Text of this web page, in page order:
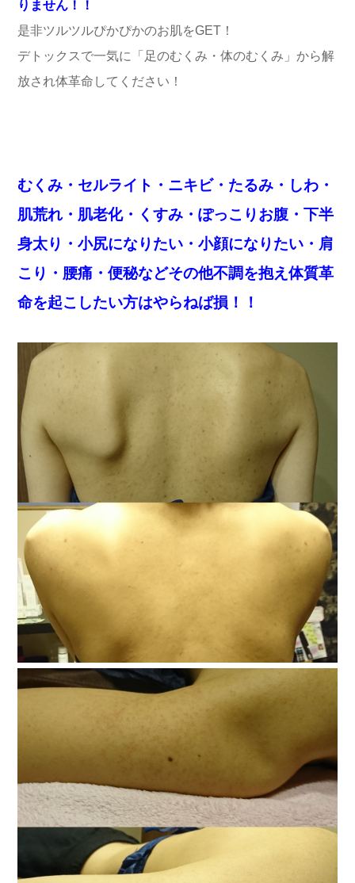
りません！！
是非ツルツルぴかぴかのお肌をGET！
デトックスで一気に「足のむくみ・体のむくみ」から解
放され体革命してください！
むくみ・セルライト・ニキビ・たるみ・しわ・
肌荒れ・肌老化・くすみ・ぽっこりお腹・下半
身太り・小尻になりたい・小顔になりたい・肩
こり・腰痛・便秘などその他不調を抱え体質革
命を起こしたい方はやらねば損！！